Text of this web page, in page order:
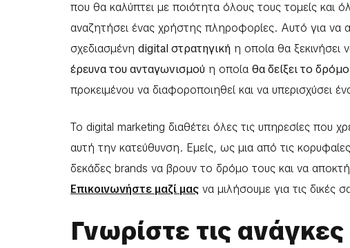
που θα καλύπτει με ποιότητα όλους τους τομείς και
αναζητήσει ένας χρήστης πληροφορίες. Αυτό για να
σχεδιασμένη digital στρατηγική η οποία θα ξεκινήσει
έρευνα του ανταγωνισμού η οποία θα δείξει το
προκειμένου να διαφοροποιηθεί και να υπερισχύσει
Το digital marketing διαθέτει όλες τις υπηρεσίες που
αυτή την κατεύθυνση. Εμείς, ως μια από τις κορυφαίες
δεκάδες brands να βρουν το δρόμο τους και να
Επικοινωνήστε μαζί μας να μιλήσουμε για τις δικές
Γνωρίστε τις